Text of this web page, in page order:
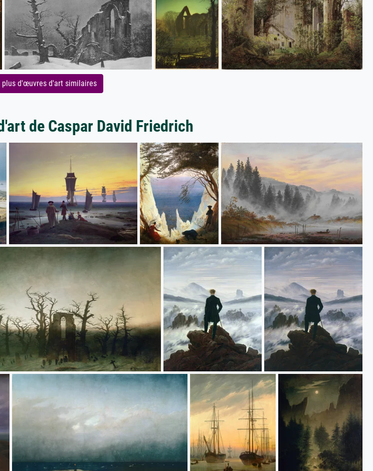
plus d'œuvres d'art similaires
de Caspar David Friedrich